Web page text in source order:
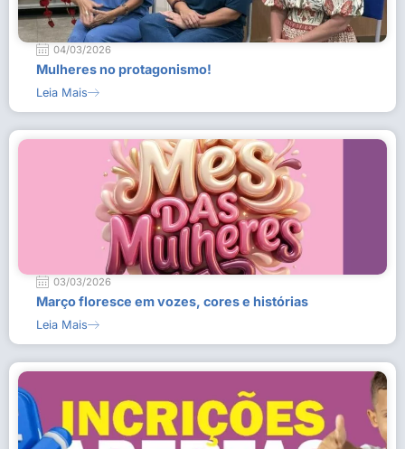
04/03/2026
Mulheres no protagonismo!
Leia Mais
03/03/2026
Março floresce em vozes, cores e histórias
Leia Mais